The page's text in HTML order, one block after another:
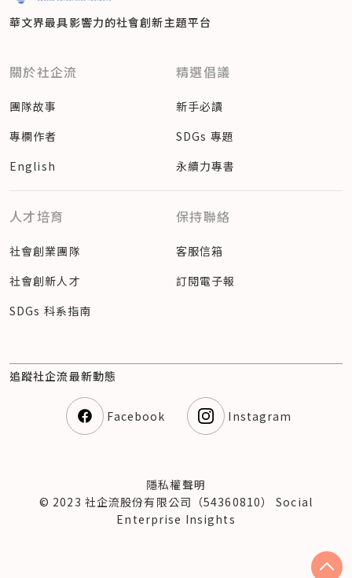
華文界最具影響力的社會創新主題平台
關於社企流
團隊故事
專欄作者
English
精選倡議
新手必讀
SDGs 專題
永續力專書
人才培育
社會創業團隊
社會創新人才
SDGs 科系指南
保持聯絡
客服信箱
訂閱電子報
追蹤社企流最新動態
Facebook Instagram
隱私權聲明
© 2023 社企流股份有限公司（54360810） Social
Enterprise Insights